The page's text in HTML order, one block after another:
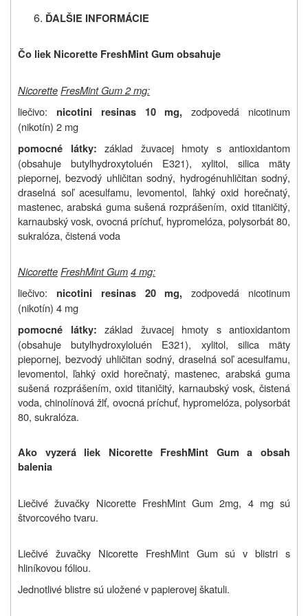
ĎALŠIE INFORMÁCIE
Čo liek Nicorette FreshMint Gum obsahuje
Nicorette FresMint Gum 2 mg:
liečivo:
nicotini resinas 10 mg,
zodpovedá nicotinum
(nikotín) 2 mg
pomocné látky: základ žuvacej hmoty s antioxidantom
(obsahuje butylhydroxytoluén E321), xylitol, silica mäty
piepornej, bezvodý uhličitan sodný, hydrogénuhličitan sodný,
draselná soľ acesulfamu, levomentol, ľahký oxid horečnatý,
mastenec, arabská guma sušená rozprášením, oxid titaničitý,
karnaubský vosk, ovocná príchuť, hypromelóza, polysorbát 80,
sukralóza, čistená voda
Nicorette FreshMint Gum4 mg:
liečivo:
nicotini resinas 20 mg,
zodpovedá nicotinum
(nikotín) 4 mg
pomocné látky: základ žuvacej hmoty s antioxidantom
(obsahuje butylhydroxyloluén E321), xylitol, silica mäty
piepornej, bezvodý uhličitan sodný, draselná soľ acesulfamu,
levomentol, ľahký oxid horečnatý, mastenec, arabská guma
sušená rozprášením, oxid titaničitý, karnaubský vosk, čistená
voda, chinolínová žlť, ovocná príchuť, hypromelóza, polysorbát
80, sukralóza.
Ako vyzerá liek Nicorette FreshMint Gum a obsah
balenia
Liečivé žuvačky Nicorette FreshMint Gum 2mg, 4 mg sú
štvorcového tvaru.
Liečivé žuvačky Nicorette FreshMint Gum sú v blistri s
hliníkovou fóliou.
Jednotlivé blistre sú uložené v papierovej škatuli.